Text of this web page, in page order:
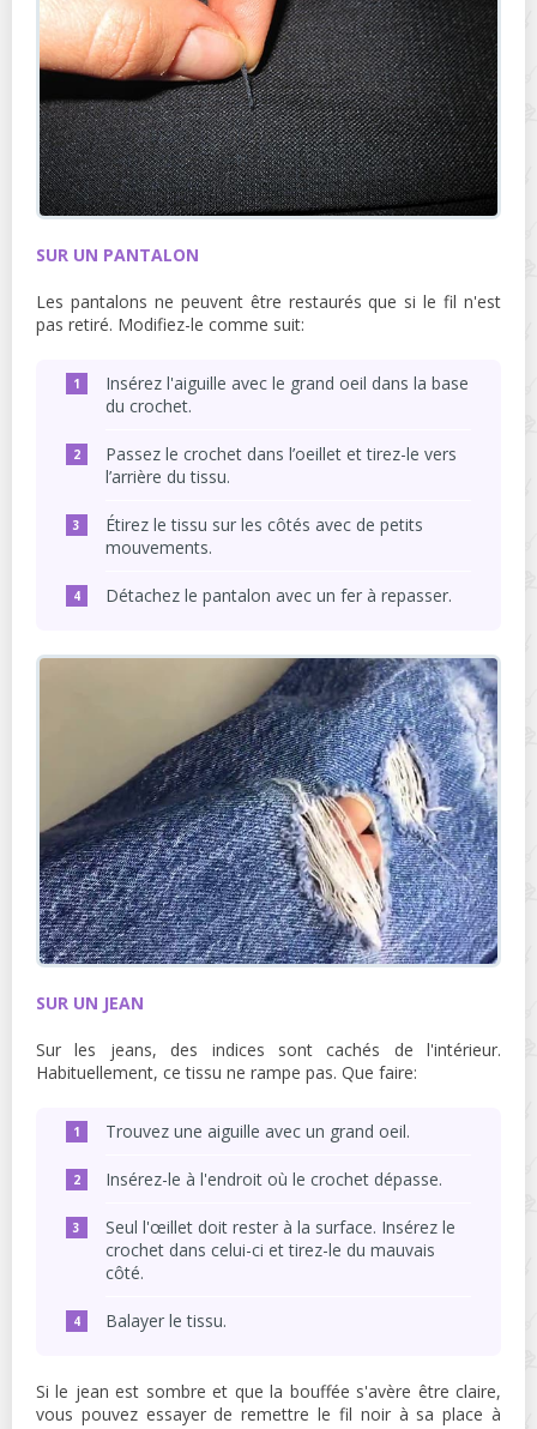
SUR UN PANTALON
Les pantalons ne peuvent être restaurés que si le fil n'est
pas retiré. Modifiez-le comme suit:
Insérez l'aiguille avec le grand oeil dans la base
du crochet.
Passez le crochet dans l’oeillet et tirez-le vers
l’arrière du tissu.
Étirez le tissu sur les côtés avec de petits
mouvements.
Détachez le pantalon avec un fer à repasser.
SUR UN JEAN
Sur les jeans, des indices sont cachés de l'intérieur.
Habituellement, ce tissu ne rampe pas. Que faire:
Trouvez une aiguille avec un grand oeil.
Insérez-le à l'endroit où le crochet dépasse.
Seul l'œillet doit rester à la surface. Insérez le
crochet dans celui-ci et tirez-le du mauvais
côté.
Balayer le tissu.
Si le jean est sombre et que la bouffée s'avère être claire,
vous pouvez essayer de remettre le fil noir à sa place à